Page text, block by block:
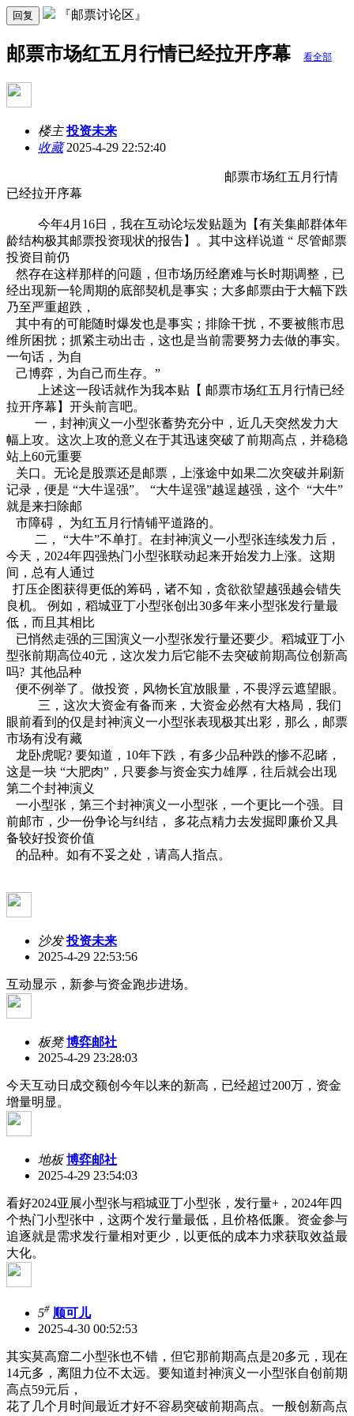
回复 『邮票讨论区』
邮票市场红五月行情已经拉开序幕 看全部
楼主 投资未来
收藏2025-4-29 22:52:40
邮票市场红五月行情
已经拉开序幕
今年4月16日，我在互动论坛发贴题为【有关集邮群体年
龄结构极其邮票投资现状的报告】。其中这样说道 “ 尽管邮票
投资目前仍
然存在这样那样的问题，但市场历经磨难与长时期调整，已
经出现新一轮周期的底部契机是事实；大多邮票由于大幅下跌
乃至严重超跌，
其中有的可能随时爆发也是事实；排除干扰，不要被熊市思
维所困扰；抓紧主动出击，这也是当前需要努力去做的事实。
一句话，为自
己博弈，为自己而生存。”
上述这一段话就作为我本贴【 邮票市场红五月行情已经
拉开序幕】开头前言吧。
一，封神演义一小型张蓄势充分中，近几天突然发力大
幅上攻。这次上攻的意义在于其迅速突破了前期高点，并稳稳
站上60元重要
关口。无论是股票还是邮票，上涨途中如果二次突破并刷新
记录，便是 “大牛逞强”。 “大牛逞强”越逞越强，这个 “大牛”
就是来扫除邮
市障碍， 为红五月行情铺平道路的。
二， “大牛”不单打。在封神演义一小型张连续发力后，
今天，2024年四强热门小型张联动起来开始发力上涨。这期
间，总有人通过
打压企图获得更低的筹码，诸不知，贪欲欲望越强越会错失
良机。 例如，稻城亚丁小型张创出30多年来小型张发行量最
低，而且其相比
已悄然走强的三国演义一小型张发行量还要少。稻城亚丁小
型张前期高位40元，这次发力后它能不去突破前期高位创新高
吗? 其他品种
便不例举了。做投资，风物长宜放眼量，不畏浮云遮望眼。
三，这次大资金有备而来，大资金必然有大格局，我们
眼前看到的仅是封神演义一小型张表现极其出彩，那么，邮票
市场有没有藏
龙卧虎呢? 要知道，10年下跌，有多少品种跌的惨不忍睹，
这是一块 “大肥肉”，只要参与资金实力雄厚，往后就会出现
第二个封神演义
一小型张，第三个封神演义一小型张，一个更比一个强。目
前邮市，少一份争论与纠结， 多花点精力去发掘即廉价又具
备较好投资价值
的品种。如有不妥之处，请高人指点。
沙发 投资未来
2025-4-29 22:53:56
互动显示，新参与资金跑步进场。
板凳 博弈邮社
2025-4-29 23:28:03
今天互动日成交额创今年以来的新高，已经超过200万，资金
增量明显。
地板 博弈邮社
2025-4-29 23:54:03
看好2024亚展小型张与稻城亚丁小型张，发行量+，2024年四
个热门小型张中，这两个发行量最低，且价格低廉。资金参与
追逐就是需求发行量相对更少，以更低的成本力求获取效益最
大化。
5# 顺可儿
2025-4-30 00:52:53
其实莫高窟二小型张也不错，但它那前期高点是20多元，现在
14元多，离阻力位不太远。要知道封神演义一小型张自创前期
高点59元后，
花了几个月时间最近才好不容易突破前期高点。一般创新高点